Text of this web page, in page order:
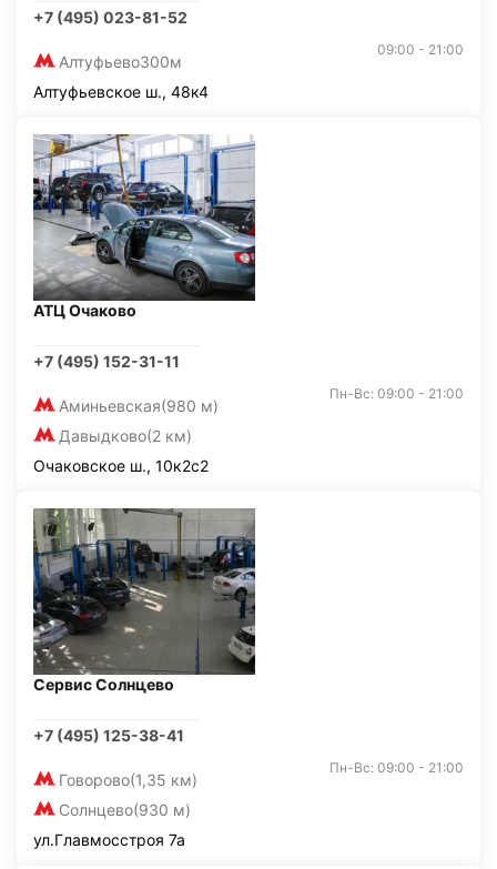
+7 (495) 023-81-52
Алтуфьево300м
09:00 - 21:00
Алтуфьевское ш., 48к4
АТЦ Очаково
+7 (495) 152-31-11
Аминьевская(980 м)
Давыдково(2 км)
Пн-Вс: 09:00 - 21:00
Очаковское ш., 10к2с2
Сервис Солнцево
+7 (495) 125-38-41
Говорово(1,35 км)
Солнцево(930 м)
Пн-Вс: 09:00 - 21:00
ул.Главмосстроя 7а